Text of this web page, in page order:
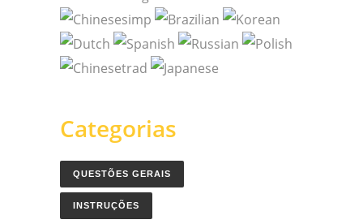
Categorias
QUESTÕES GERAIS
INSTRUÇÕES